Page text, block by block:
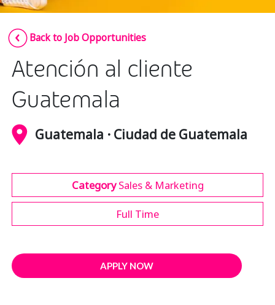
Smartshoring
Work-from-home solution
Insurance
Media
Retail and e-commerce
Technology
Back to Job Opportunities
Atención al cliente
Guatemala
Guatemala · Ciudad de Guatemala
CategorySales & Marketing
Full Time
APPLY NOW